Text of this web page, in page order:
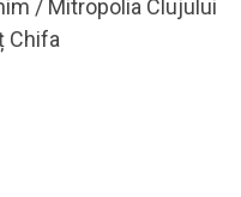
/ Mitropolia Clujului
Chifa